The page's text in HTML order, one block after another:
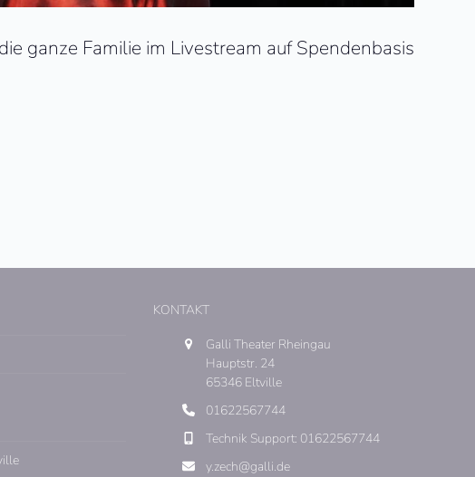
ganze Familie im Livestream auf Spendenbasis
KONTAKT
Galli Theater Rheingau
Hauptstr. 24
65346 Eltville
01622567744
Technik Support: 01622567744
y.zech@galli.de